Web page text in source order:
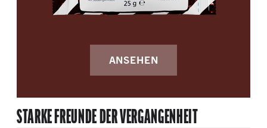
ANSEHEN
STARKE FREUNDE DER VERGANGENHEIT